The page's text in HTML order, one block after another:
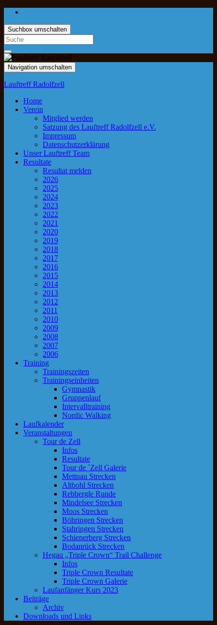
Suchbox umschalten
Navigation umschalten
Lauftreff Radolfzell
Home
Verein
Mitglied werden
Satzung des Lauftreff Radolfzell e.V.
Impressum
Datenschutzerklärung
Unser Lauftreff Team
Resultate
Resultat melden
2026
2025
2024
2023
2022
2021
2020
2019
2018
2017
2016
2015
2014
2013
2012
2011
2010
2009
2008
2007
2006
Training
Trainingszeiten
Trainingseinheiten
Gymnastik
Gruppenlauf
Intervalltraining
Nordic Walking
Laufkalender
Veranstaltungen
Tour de Zell
Infos
Resultate
Tour de ´Zell Galerie
Mettnau Strecken
Altbohl Strecken
Rebbergle Runde
Mindelsee Strecken
Moos Strecken
Böhringen Strecken
Stahringen Strecken
Schienerberg Strecken
Bodanrück Strecken
Hegau „Triple Crown“ Trail Challenge
Infos
Triple Crown Resultate
Triple Crown Galerie
Laufanfänger Kurs 2023
Beiträge
Archiv
Downloads und Links